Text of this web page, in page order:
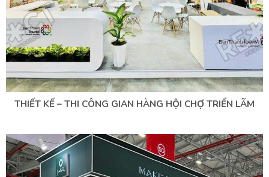
THIẾT KẾ – THI CÔNG GIAN HÀNG HỘI CHỢ TRIỂN LÃM